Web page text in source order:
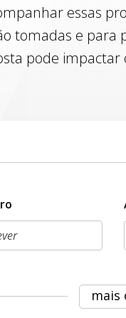
essas
tomadas e
pode impactar
mais